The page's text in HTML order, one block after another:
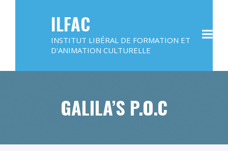
ILFAC
INSTITUT LIBÉRAL DE FORMATION ET
D'ANIMATION CULTURELLE
GALILA’S P.O.C